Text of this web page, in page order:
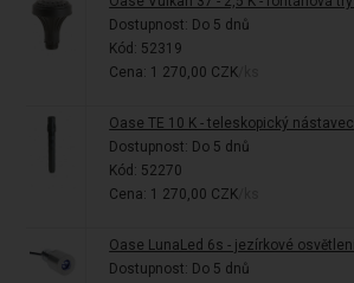
Dostupnost: Do 5 dnů
Kód: 52319
Cena: 1 270,00 CZK
Oase TE 10 K - teleskopický nástavec
Dostupnost: Do 5 dnů
Kód: 52270
Cena: 1 270,00 CZK
Oase LunaLed 6s - jezírkové osvětlení
Dostupnost: Do 5 dnů